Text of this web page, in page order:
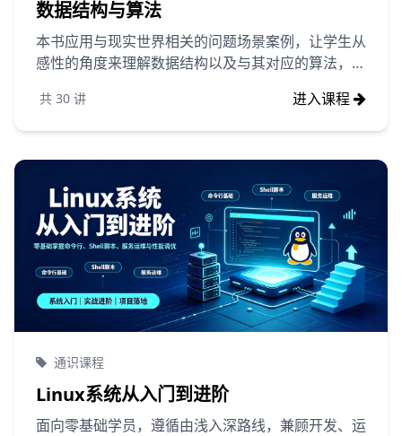
数据结构与算法
本书应用与现实世界相关的问题场景案例，让学生从
感性的角度来理解数据结构以及与其对应的算法，并
和实现算法,使用C和Python两种编程语言，主要是
考虑到一些C基础差的学生很难用C语言来实现算
共 30 讲 进入课程
通识课程
Linux系统从入门到进阶
面向零基础学员，遵循由浅入深路线，兼顾开发、运